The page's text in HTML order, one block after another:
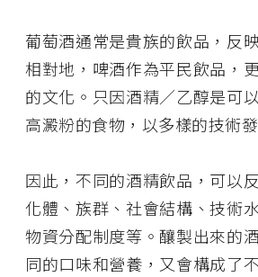
葡萄酒通常是貴族的飲品，反
相對地，啤酒作為平民飲品，
的文化。只因酒精／乙醇是可
高澱粉的食物，以多樣的技術
因此，不同的酒精飲品，可以
化體、族群、社會結構、技術
物資分配制度等。釀製出來的
同的口味和營養，又會構成了